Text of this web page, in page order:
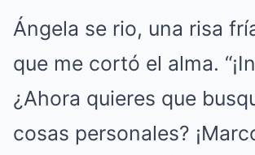
Ángela se rio, una risa
que me cortó el alma.
¿Ahora quieres que
cosas personales?